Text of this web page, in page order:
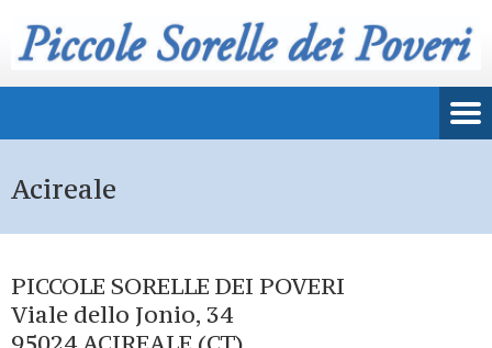
Acireale
PICCOLE SORELLE DEI POVERI
Viale dello Jonio, 34